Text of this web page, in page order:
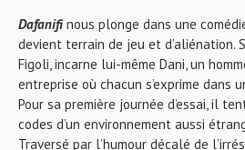
Dafanifi nous plonge dans une
devient terrain de jeu et d’aliénation.
Figoli, incarne lui-même Dani, un
entreprise où chacun s’exprime dans
Pour sa première journée d’essai, il
codes d’un environnement aussi
Traversé par l’humour décalé de